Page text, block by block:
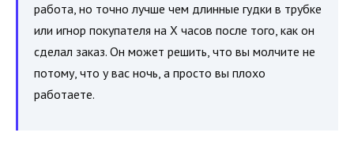
работа, но точно лучше чем длинные гудки в трубке
или игнор покупателя на Х часов после того, как он
сделал заказ. Он может решить, что вы молчите не
потому, что у вас ночь, а просто вы плохо
работаете.